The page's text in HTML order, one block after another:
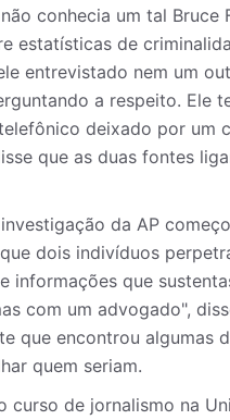
conhecia um tal Bruce
estatísticas de
entrevistado nem um
a respeito. Ele
deixado por um
que as duas fontes
da AP
dois indivíduos
informações que
com um advogado",
que encontrou algumas
quem seriam.
de jornalismo na